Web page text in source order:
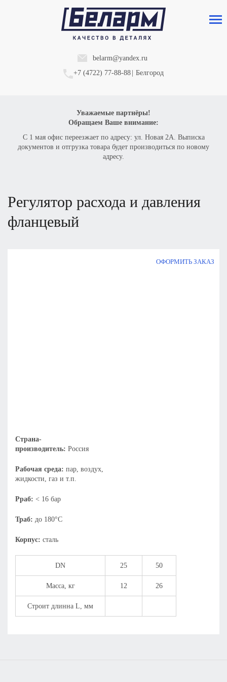
belarm@yandex.ru
+7 (4722) 77-88-88
Белгород
Уважаемые партнёры!
Обращаем Ваше внимание:
С 1 мая офис переезжает по адресу: ул. Новая 2А. Выписка
документов и отгрузка товара будет производиться по новому
адресу.
регулятор расхода и давления
фланцевый
ОФОРМИТЬ ЗАКАЗ
Страна-
производитель: Россия
Рабочая среда: пар, воздух,
жидкости, газ и т.п.
Рраб: < 16 бар
Траб: до 180°С
Корпус: сталь
DN 25 50
Масса, кг 12 26
Строит длинна L, мм